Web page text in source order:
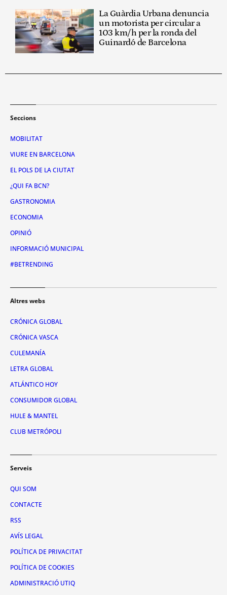
La Guàrdia Urbana denuncia
un motorista per circular a
103 km/h per la ronda del
Guinardó de Barcelona
Seccions
MOBILITAT
VIURE EN BARCELONA
EL POLS DE LA CIUTAT
¿QUI FA BCN?
GASTRONOMIA
ECONOMIA
OPINIÓ
INFORMACIÓ MUNICIPAL
#BETRENDING
Altres webs
CRÓNICA GLOBAL
CRÓNICA VASCA
CULEMANÍA
LETRA GLOBAL
ATLÁNTICO HOY
CONSUMIDOR GLOBAL
HULE & MANTEL
CLUB METRÓPOLI
Serveis
QUI SOM
CONTACTE
RSS
AVÍS LEGAL
POLÍTICA DE PRIVACITAT
POLÍTICA DE COOKIES
ADMINISTRACIÓ UTIQ